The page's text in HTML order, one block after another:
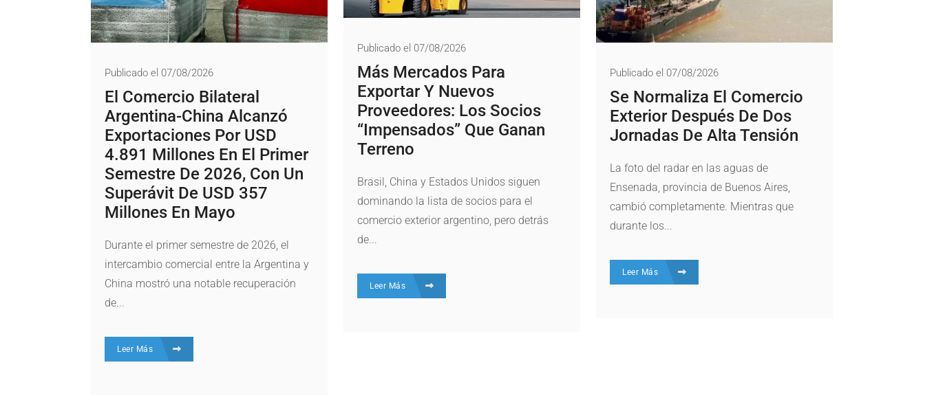
Publicado el 07/08/2026
El Comercio Bilateral
Argentina-China Alcanzó
Exportaciones Por USD
4.891 Millones En El Primer
Semestre De 2026, Con Un
Superávit De USD 357
Millones En Mayo
Durante el primer semestre de 2026, el
intercambio comercial entre la Argentina y
China mostró una notable recuperación
de...
Leer Más
Publicado el 07/08/2026
Más Mercados Para
Exportar Y Nuevos
Proveedores: Los Socios
“impensados” Que Ganan
Terreno
Brasil, China y Estados Unidos siguen
dominando la lista de socios para el
comercio exterior argentino, pero detrás
de...
Leer Más
Publicado el 07/08/2026
Se Normaliza El Comercio
Exterior Después De Dos
Jornadas De Alta Tensión
La foto del radar en las aguas de
Ensenada, provincia de Buenos Aires,
cambió completamente. Mientras que
durante los...
Leer Más